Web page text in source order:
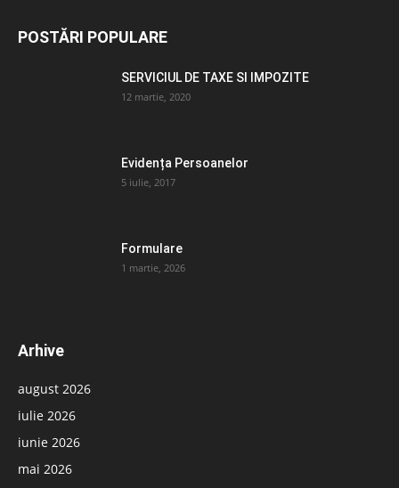
POSTĂRI POPULARE
SERVICIUL DE TAXE SI IMPOZITE
12 martie, 2020
Evidența Persoanelor
5 iulie, 2017
Formulare
1 martie, 2026
Arhive
august 2026
iulie 2026
iunie 2026
mai 2026